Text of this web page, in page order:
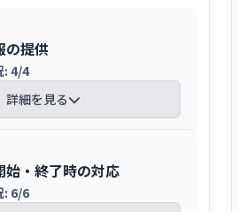
の変更を会議で整理し対
でそれぞれ周知していま
た重要な案件の例とし
の案内」があり、行事
うえで、紙面のおたよ
配信・インスタグラムで
ます。また、福祉事業全
するため、保育団体な
クに参加しているほ
を購読しています。園の
園長・財務部が管理
で職員に伝えています。
をもとに中長期計画と単
には主任保育士が受け
解決にあたっています。
いては、意見・苦情対
沿って対応し、利用者
玄関掲示板にあるコー
示する仕組みとしてい
員の子どもに対する適切
待防止マニュアルに示
ニュアルをテーマとし
施して理解を深めてい
定したBCPを整備し、記
止策の共有を行っていま
復旧プログラムとし
事業継続計画
成しています。復旧期間
と定め、3日間の防災備
層に応じて、「接遇研
ング・チームワーク」
定しています。育成の成
で確認し、自己評価シ
います。
ディスカッションなどを
や研修の中で発言を促し
課題に対する組織的な活
よるまとめ）】
人の保育方針の理解及び
題の一つに位置付けてい
景には、職員の入れ替わ
振り返ることが必要とな
の提供
: 4/4
詳細を見る
トやホームページ・
始・終了時の対応
: 6/6